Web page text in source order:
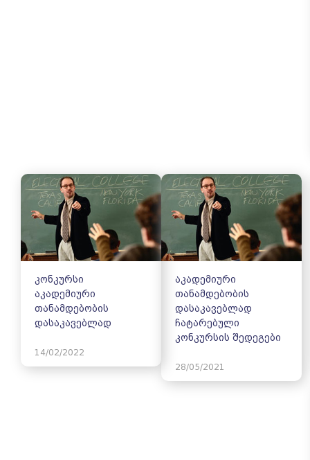
კონკურსი
აკადემიური
თანამდებობის
დასაკავებლად
14/02/2022
აკადემიური
თანამდებობის
დასაკავებლად
ჩატარებული
კონკურსის შედეგები
28/05/2021